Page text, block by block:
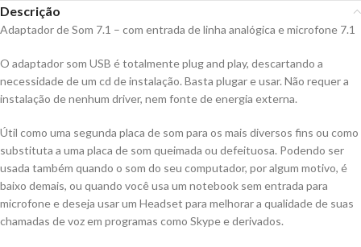
Descrição
Adaptador de Som 7.1 – com entrada de linha analógica e microfone 7.1
O adaptador som USB é totalmente plug and play, descartando a
necessidade de um cd de instalação. Basta plugar e usar. Não requer a
instalação de nenhum driver, nem fonte de energia externa.
Útil como uma segunda placa de som para os mais diversos fins ou como
substituta a uma placa de som queimada ou defeituosa. Podendo ser
usada também quando o som do seu computador, por algum motivo, é
baixo demais, ou quando você usa um notebook sem entrada para
microfone e deseja usar um Headset para melhorar a qualidade de suas
chamadas de voz em programas como Skype e derivados.